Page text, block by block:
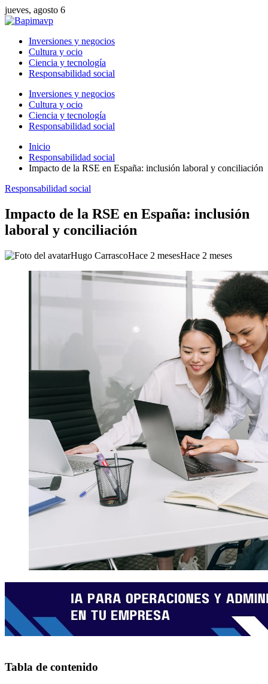
jueves, agosto 6
Inversiones y negocios
Cultura y ocio
Ciencia y tecnología
Responsabilidad social
Inversiones y negocios
Cultura y ocio
Ciencia y tecnología
Responsabilidad social
Inicio
Responsabilidad social
Impacto de la RSE en España: inclusión laboral y conciliación
Responsabilidad social
Impacto de la RSE en España: inclusión
laboral y conciliación
Hugo CarrascoHace 2 mesesHace 2 meses
Tabla de contenido